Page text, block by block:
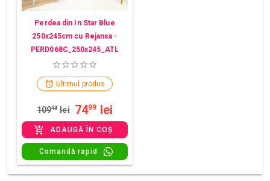
Perdea din In Star Blue
250x245cm cu Rejansa -
PERD068C_250x245_ATL
Ultimul produs
10948 lei 7499 lei
ADAUGĂ ÎN COȘ
Comandă rapid